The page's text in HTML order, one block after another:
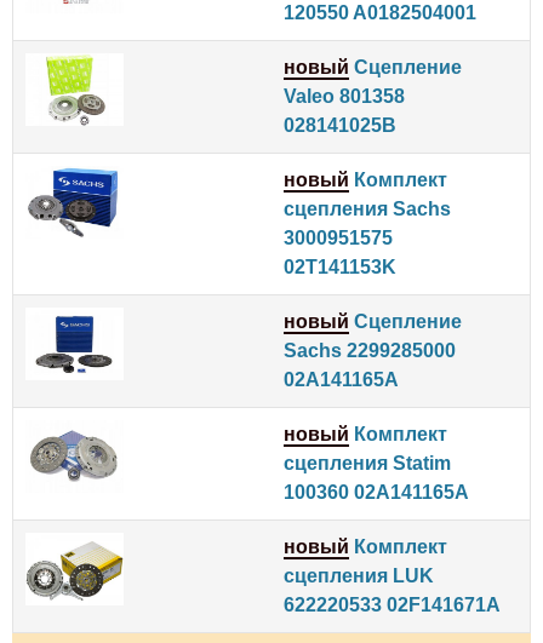
120550 A0182504001
новый Сцепление
Valeo 801358
028141025B
новый Комплект
сцепления Sachs
3000951575
02T141153K
новый Сцепление
Sachs 2299285000
02A141165A
новый Комплект
сцепления Statim
100360 02A141165A
новый Комплект
сцепления LUK
622220533 02F141671A